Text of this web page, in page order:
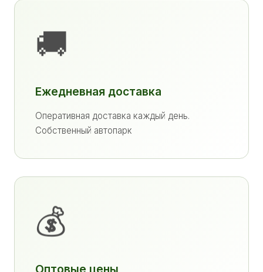
🚚
Ежедневная доставка
Оперативная доставка каждый день.
Собственный автопарк
💰
Оптовые цены